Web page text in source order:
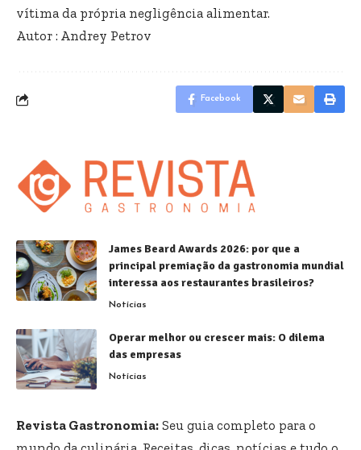
vítima da própria negligência alimentar.
Autor : Andrey Petrov
Facebook
James Beard Awards 2026: por que a
principal premiação da gastronomia mundial
interessa aos restaurantes brasileiros?
Notícias
Operar melhor ou crescer mais: O dilema
das empresas
Notícias
Revista Gastronomia: Seu guia completo para o